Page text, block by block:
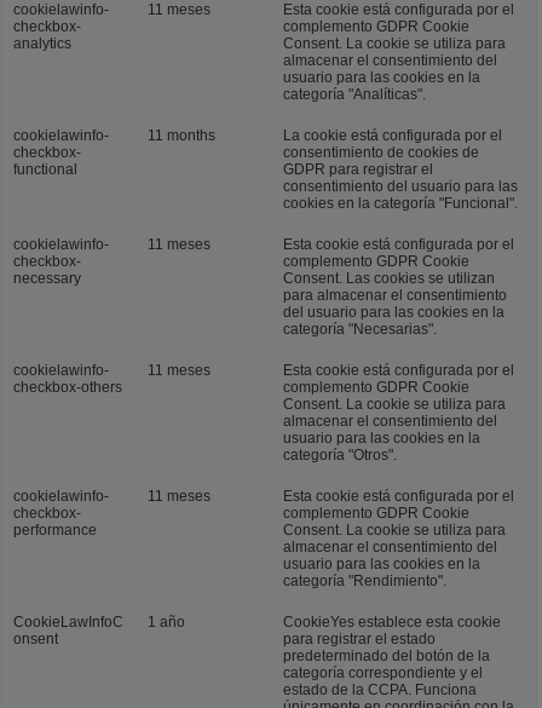
cookielawinfo-
checkbox-
analytics
11 meses
Esta cookie está configurada por el
complemento GDPR Cookie
Consent. La cookie se utiliza para
almacenar el consentimiento del
usuario para las cookies en la
categoría "Analíticas".
cookielawinfo-
checkbox-
functional
11 months
La cookie está configurada por el
consentimiento de cookies de
GDPR para registrar el
consentimiento del usuario para las
cookies en la categoría "Funcional".
cookielawinfo-
checkbox-
necessary
11 meses
Esta cookie está configurada por el
complemento GDPR Cookie
Consent. Las cookies se utilizan
para almacenar el consentimiento
del usuario para las cookies en la
categoría "Necesarias".
cookielawinfo-
checkbox-others
11 meses
Esta cookie está configurada por el
complemento GDPR Cookie
Consent. La cookie se utiliza para
almacenar el consentimiento del
usuario para las cookies en la
categoría "Otros".
cookielawinfo-
checkbox-
performance
11 meses
Esta cookie está configurada por el
complemento GDPR Cookie
Consent. La cookie se utiliza para
almacenar el consentimiento del
usuario para las cookies en la
categoría "Rendimiento".
CookieLawInfoC
onsent
1 año
CookieYes establece esta cookie
para registrar el estado
predeterminado del botón de la
categoría correspondiente y el
estado de la CCPA. Funciona